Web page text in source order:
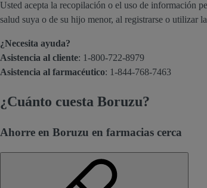
Usted acepta la recopilación o el uso de información
salud suya o de su hijo menor, al registrarse o utilizar
¿Necesita ayuda?
Asistencia al cliente: 1-800-722-8979
Asistencia al farmacéutico: 1-844-768-7463
¿Cuánto cuesta Boruzu?
Ahorre en Boruzu en farmacias cerca